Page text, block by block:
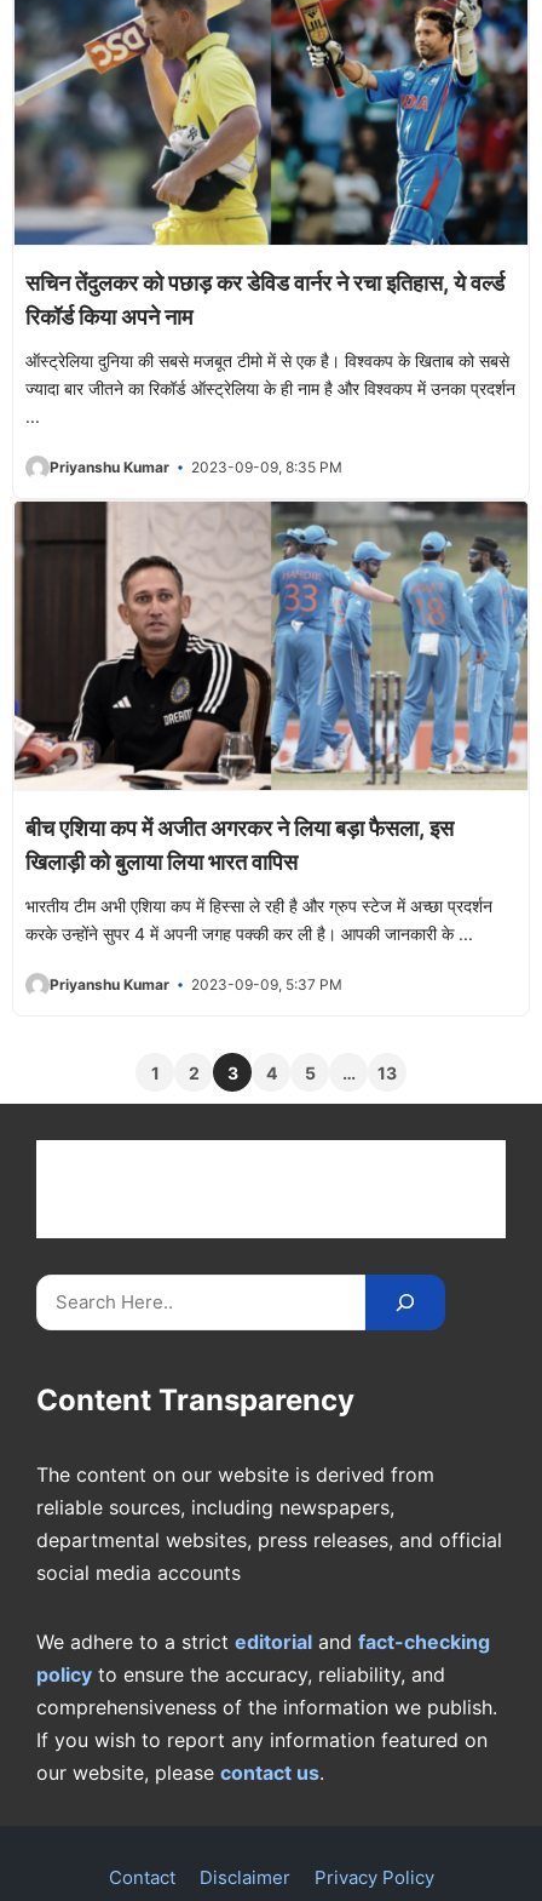
सचिन तेंदुलकर को पछाड़ कर डेविड वार्नर ने रचा इतिहास, ये वर्ल्ड
रिकॉर्ड किया अपने नाम
ऑस्ट्रेलिया दुनिया की सबसे मजबूत टीमो में से एक है। विश्वकप के खिताब को सबसे
ज्यादा बार जीतने का रिकॉर्ड ऑस्ट्रेलिया के ही नाम है और विश्वकप में उनका प्रदर्शन
...
Priyanshu Kumar 2023-09-09, 8:35 PM
बीच एशिया कप में अजीत अगरकर ने लिया बड़ा फैसला, इस
खिलाड़ी को बुलाया लिया भारत वापिस
भारतीय टीम अभी एशिया कप में हिस्सा ले रही है और ग्रुप स्टेज में अच्छा प्रदर्शन
करके उन्होंने सुपर 4 में अपनी जगह पक्की कर ली है। आपकी जानकारी के ...
Priyanshu Kumar 2023-09-09, 5:37 PM
1 2 3 4 5 … 13
Search
Content Transparency
The content on our website is derived from
reliable sources, including newspapers,
departmental websites, press releases, and official
social media accounts
We adhere to a strict editorial and fact-checking
policy to ensure the accuracy, reliability, and
comprehensiveness of the information we publish.
If you wish to report any information featured on
our website, please contact us.
Contact Disclaimer Privacy Policy